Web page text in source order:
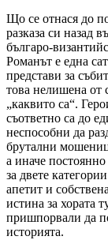
Що се отнася до
разказа си назад
българо-
Романът е една
представи за
това нелишена от
„каквито са“.
съответно са до
неспособни да
брутални
а иначе
за двете
апетит и
истина за хората
пришпорвали да
историята.